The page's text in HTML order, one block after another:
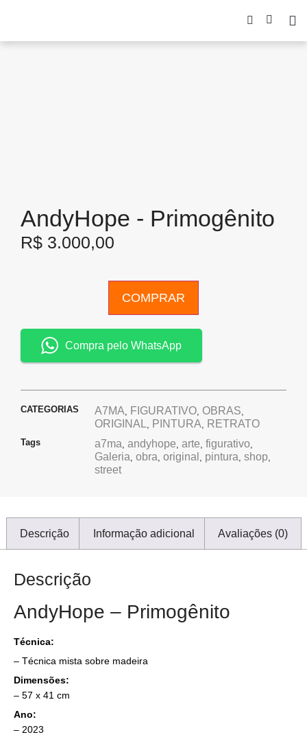
AndyHope - Primogênito
R$ 3.000,00
COMPRAR
Compra pelo WhatsApp
CATEGORIAS A7MA, FIGURATIVO, OBRAS,
ORIGINAL, PINTURA, RETRATO
Tags a7ma, andyhope, arte, figurativo,
Galeria, obra, original , pintura, shop,
street
Descrição Informação adicional Avaliações (0)
Descrição
AndyHope – Primogênito
Técnica:
– Técnica mista sobre madeira
Dimensões:
– 57 x 41 cm
Ano:
– 2023